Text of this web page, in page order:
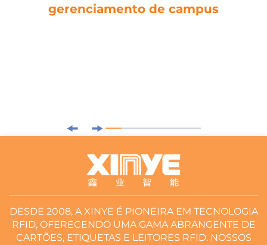
gerenciamento de campus
DESDE 2008, A XINYE É PIONEIRA EM TECNOLOGIA
RFID, OFERECENDO UMA GAMA ABRANGENTE DE
CARTÕES, ETIQUETAS E LEITORES RFID. NOSSOS